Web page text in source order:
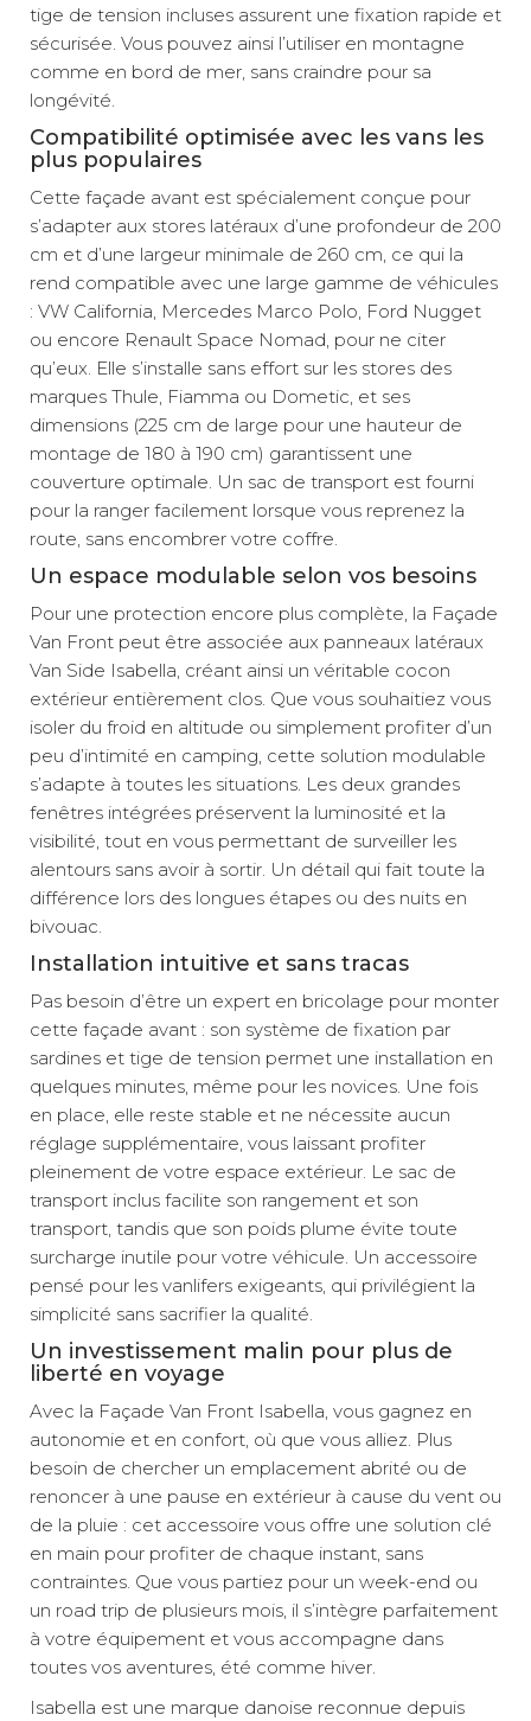
tige de tension incluses assurent une fixation rapide et
sécurisée. Vous pouvez ainsi l’utiliser en montagne
comme en bord de mer, sans craindre pour sa
longévité.
Compatibilité optimisée avec les vans les
plus populaires
Cette façade avant est spécialement conçue pour
s’adapter aux stores latéraux d’une profondeur de 200
cm et d’une largeur minimale de 260 cm, ce qui la
rend compatible avec une large gamme de véhicules
: VW California, Mercedes Marco Polo, Ford Nugget
ou encore Renault Space Nomad, pour ne citer
qu’eux. Elle s’installe sans effort sur les stores des
marques Thule, Fiamma ou Dometic, et ses
dimensions (225 cm de large pour une hauteur de
montage de 180 à 190 cm) garantissent une
couverture optimale. Un sac de transport est fourni
pour la ranger facilement lorsque vous reprenez la
route, sans encombrer votre coffre.
Un espace modulable selon vos besoins
Pour une protection encore plus complète, la Façade
Van Front peut être associée aux panneaux latéraux
Van Side Isabella, créant ainsi un véritable cocon
extérieur entièrement clos. Que vous souhaitiez vous
isoler du froid en altitude ou simplement profiter d’un
peu d’intimité en camping, cette solution modulable
s’adapte à toutes les situations. Les deux grandes
fenêtres intégrées préservent la luminosité et la
visibilité, tout en vous permettant de surveiller les
alentours sans avoir à sortir. Un détail qui fait toute la
différence lors des longues étapes ou des nuits en
bivouac.
Installation intuitive et sans tracas
Pas besoin d’être un expert en bricolage pour monter
cette façade avant : son système de fixation par
sardines et tige de tension permet une installation en
quelques minutes, même pour les novices. Une fois
en place, elle reste stable et ne nécessite aucun
réglage supplémentaire, vous laissant profiter
pleinement de votre espace extérieur. Le sac de
transport inclus facilite son rangement et son
transport, tandis que son poids plume évite toute
surcharge inutile pour votre véhicule. Un accessoire
pensé pour les vanlifers exigeants, qui privilégient la
simplicité sans sacrifier la qualité.
Un investissement malin pour plus de
liberté en voyage
Avec la Façade Van Front Isabella, vous gagnez en
autonomie et en confort, où que vous alliez. Plus
besoin de chercher un emplacement abrité ou de
renoncer à une pause en extérieur à cause du vent ou
de la pluie : cet accessoire vous offre une solution clé
en main pour profiter de chaque instant, sans
contraintes. Que vous partiez pour un week-end ou
un road trip de plusieurs mois, il s’intègre parfaitement
à votre équipement et vous accompagne dans
toutes vos aventures, été comme hiver.
Isabella est une marque danoise reconnue depuis